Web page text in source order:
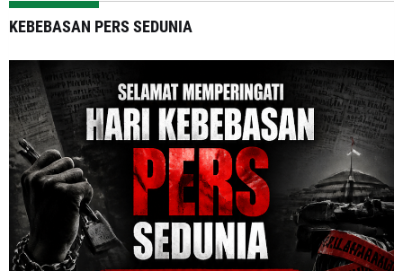
KEBEBASAN PERS SEDUNIA